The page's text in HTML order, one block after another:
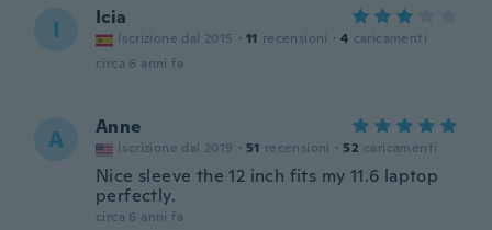
I Icia
Iscrizione dal 2015 · 11 recensioni · 4 caricamenti
circa 6 anni fa
A Anne
Iscrizione dal 2019 · 51 recensioni · 52 caricamenti
Nice sleeve the 12 inch fits my 11.6 laptop
perfectly.
circa 6 anni fa